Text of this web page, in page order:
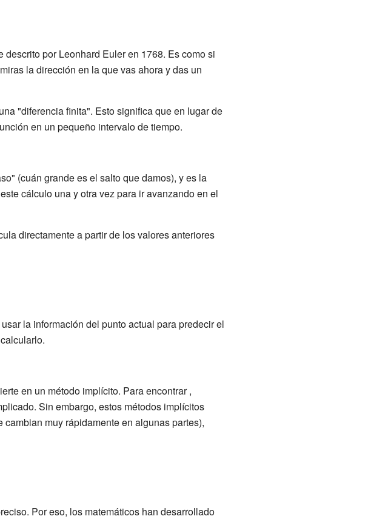
por Leonhard Euler en 1768. Es como si
la dirección en la que vas ahora y das un
"diferencia finita". Esto significa que en lugar de
en un pequeño intervalo de tiempo.
(cuán grande es el salto que damos), yes la
cálculo una y otra vez para ir avanzando en el
directamente a partir de los valores anteriores
la información del punto actual para predecir el
en un método implícito. Para encontrar,
Sin embargo, estos métodos implícitos
muy rápidamente en algunas partes),
Por eso, los matemáticos han desarrollado